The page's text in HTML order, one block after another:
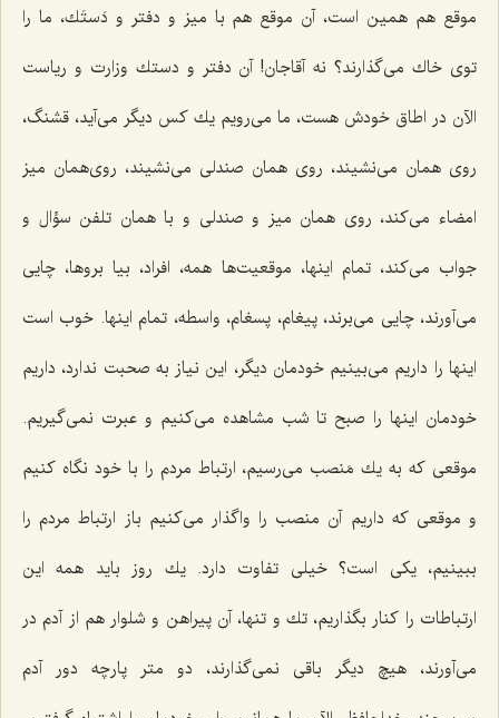
موقع هم همین است، آن موقع هم با میز و دفتر و دَستَك، ما را
توی خاك می‌گذارند؟ نه آقاجان! آن دفتر و دستك وزارت و ریاست
الآن در اطاق خودش هست، ما می‌رویم یك كس دیگر می‌آید، قشنگ،
روی همان می‌نشیند، روی همان صندلی می‌نشیند، روی‌همان میز
امضاء می‌كند، روی همان میز و صندلی و با همان تلفن سؤال و
جواب می‌كند، تمام اینها، موقعیت‌ها همه، افراد، بیا بروها، چایی
می‌آورند، چایی می‌برند، پیغام، پسغام، واسطه، تمام اینها. خوب است
اینها را داریم می‌بینیم خودمان دیگر، این نیاز به صحبت ندارد، داریم
خودمان اینها را صبح تا شب مشاهده می‌كنیم و عبرت نمی‌گیریم.
موقعی كه به یك مَنصب می‌رسیم، ارتباط مردم را با خود نگاه كنیم
و موقعی كه داریم آن منصب را واگذار می‌كنیم باز ارتباط مردم را
ببینیم، یكی است؟ خیلی تفاوت دارد. یك روز باید همه این
ارتباطات را كنار بگذاریم، تك و تنها، آن پیراهن و شلوار هم از آدم در
می‌آورند، هیچ دیگر باقی نمی‌گذارند، دو متر پارچه دور آدم